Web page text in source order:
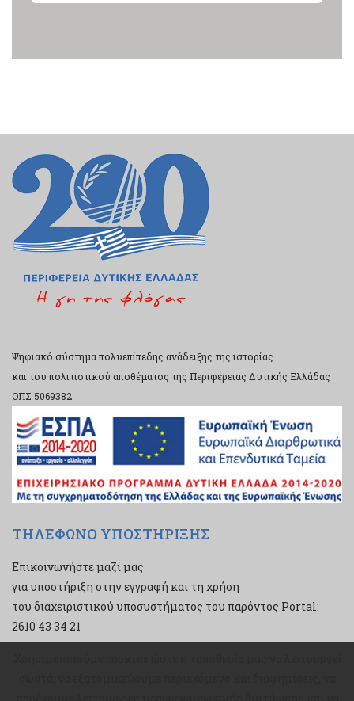
Ψηφιακό σύστημα πολυεπίπεδης ανάδειξης της ιστορίας
και του πολιτιστικού αποθέματος της Περιφέρειας Δυτικής Ελλάδας
ΟΠΣ 5069382
ΤΗΛΕΦΩΝΟ ΥΠΟΣΤΗΡΙΞΗΣ
Επικοινωνήστε μαζί μας
για υποστήριξη στην εγγραφή και τη χρήση
του διαχειριστικού υποσυστήματος του παρόντος Portal:
2610 43 34 21